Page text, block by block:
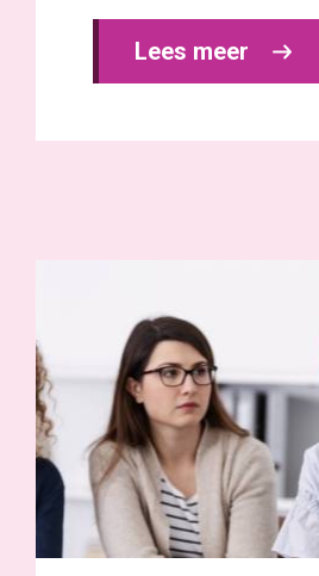
Lees meer